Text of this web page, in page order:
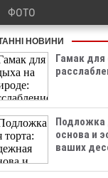
ФОТО
НОВИНИ
Гамак для
Подложка
основа и
ваших